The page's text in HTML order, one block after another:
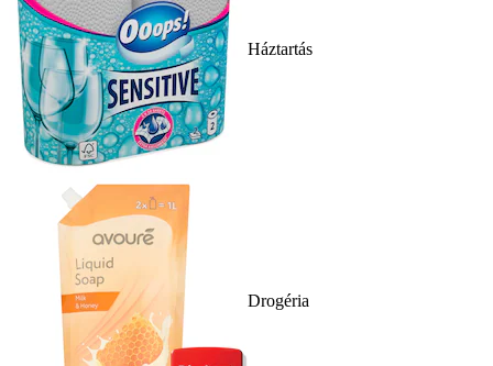
Háztartás
Drogéria